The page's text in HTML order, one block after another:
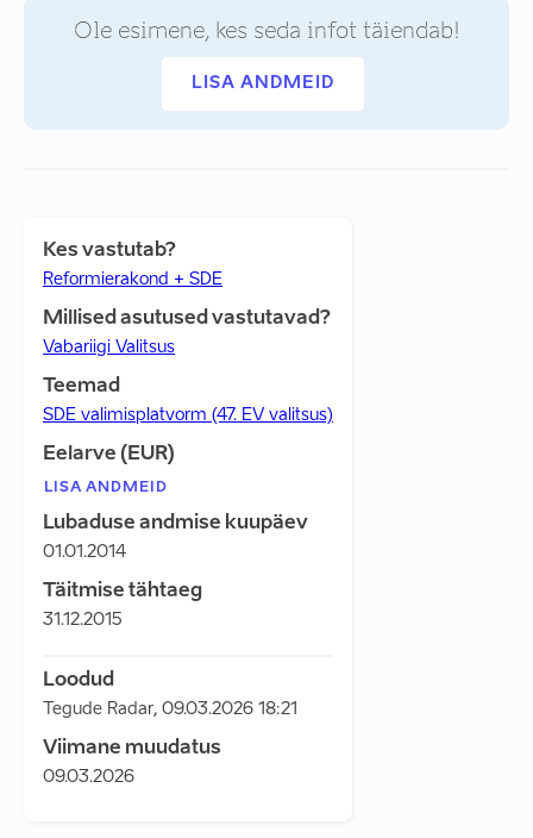
Ole esimene, kes seda infot täiendab!
LISA ANDMEID
Kes vastutab?
Reformierakond + SDE
Millised asutused vastutavad?
Vabariigi Valitsus
Teemad
SDE valimisplatvorm (47. EV valitsus)
Eelarve (EUR)
LISA ANDMEID
Lubaduse andmise kuupäev
01.01.2014
Täitmise tähtaeg
31.12.2015
Loodud
Tegude Radar, 09.03.2026 18:21
Viimane muudatus
09.03.2026